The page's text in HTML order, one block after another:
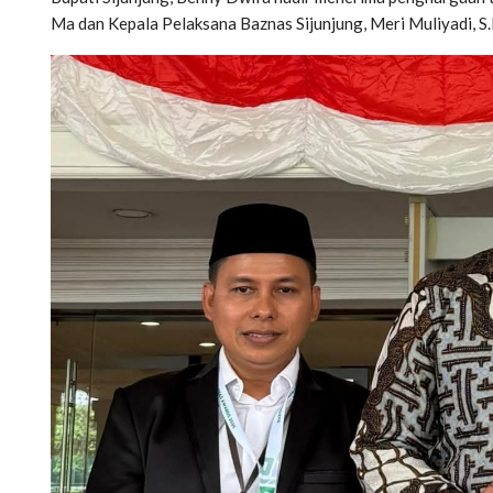
Ma dan Kepala Pelaksana Baznas Sijunjung, Meri Muliyadi,